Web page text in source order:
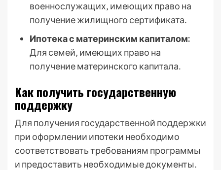
военнослужащих‚ имеющих право на
получение жилищного сертификата․
Ипотека с материнским капиталом:
Для семей‚ имеющих право на
получение материнского капитала․
Как получить государственную
поддержку
Для получения государственной поддержки
при оформлении ипотеки необходимо
соответствовать требованиям программы
и предоставить необходимые документы․